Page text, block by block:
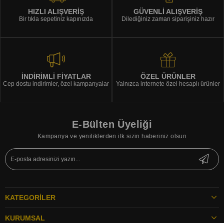
HIZLI ALIŞVERİŞ
Bir tıkla sepetiniz kapınızda
GÜVENLİ ALIŞVERİŞ
Dilediğiniz zaman siparişiniz hazır
İNDİRİMLİ FİYATLAR
Cep dostu indirimler, özel kampanyalar
ÖZEL ÜRÜNLER
Yalnızca internete özel hesaplı ürünler
E-Bülten Üyeliği
Kampanya ve yeniliklerden ilk sizin haberiniz olsun
KATEGORILER
KURUMSAL